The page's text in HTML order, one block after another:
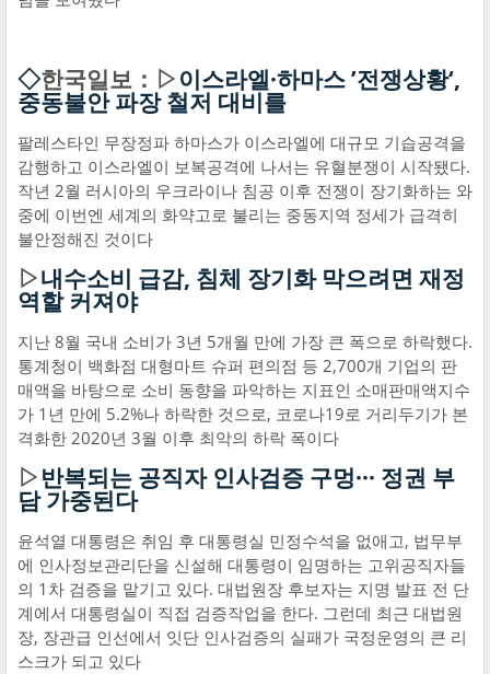
◇한국일보：▷이스라엘·하마스 ’전쟁상황‘,
중동불안 파장 철저 대비를
팔레스타인 무장정파 하마스가 이스라엘에 대규모 기습공격을
감행하고 이스라엘이 보복공격에 나서는 유혈분쟁이 시작됐다.
작년 2월 러시아의 우크라이나 침공 이후 전쟁이 장기화하는 와
중에 이번엔 세계의 화약고로 불리는 중동지역 정세가 급격히
불안정해진 것이다
▷내수소비 급감, 침체 장기화 막으려면 재정
역할 커져야
지난 8월 국내 소비가 3년 5개월 만에 가장 큰 폭으로 하락했다.
통계청이 백화점 대형마트 슈퍼 편의점 등 2,700개 기업의 판
매액을 바탕으로 소비 동향을 파악하는 지표인 소매판매액지수
가 1년 만에 5.2%나 하락한 것으로, 코로나19로 거리두기가 본
격화한 2020년 3월 이후 최악의 하락 폭이다
▷반복되는 공직자 인사검증 구멍··· 정권 부
담 가중된다
윤석열 대통령은 취임 후 대통령실 민정수석을 없애고, 법무부
에 인사정보관리단을 신설해 대통령이 임명하는 고위공직자들
의 1차 검증을 맡기고 있다. 대법원장 후보자는 지명 발표 전 단
계에서 대통령실이 직접 검증작업을 한다. 그런데 최근 대법원
장, 장관급 인선에서 잇단 인사검증의 실패가 국정운영의 큰 리
스크가 되고 있다